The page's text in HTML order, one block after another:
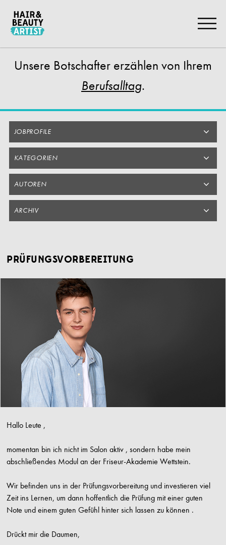
Artikel
Springen
Unsere Botschafter erzählen von Ihrem
Berufsalltag.
JOBPROFILE
KATEGORIEN
AUTOREN
ARCHIV
PRÜFUNGSVORBEREITUNG
Hallo Leute ,
momentan bin ich nicht im Salon aktiv , sondern habe mein
abschließendes Modul an der Friseur-Akademie Wettstein.
Wir befinden uns in der Prüfungsvorbereitung und investieren viel
Zeit ins Lernen, um dann hoffentlich die Prüfung mit einer guten
Note und einem guten Gefühl hinter sich lassen zu können .
Drückt mir die Daumen,